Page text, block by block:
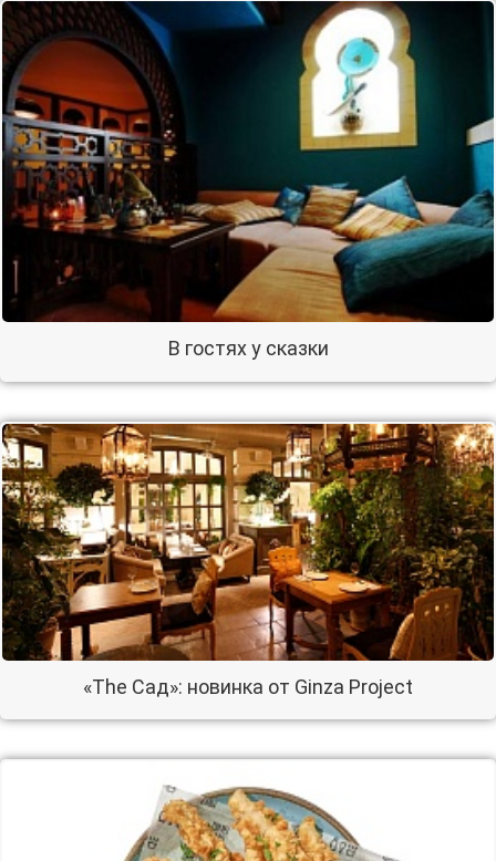
В гостях у сказки
«The Сад»: новинка от Ginza Project